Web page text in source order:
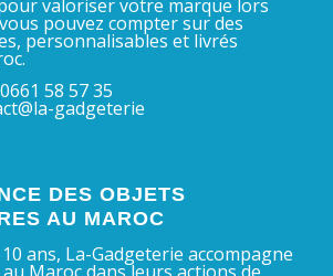
valoriser votre marque lors
pouvez compter sur des
personnalisables et livrés
58 57 35
gadgeterie
DES OBJETS
AU MAROC
ans, La-Gadgeterie accompagne